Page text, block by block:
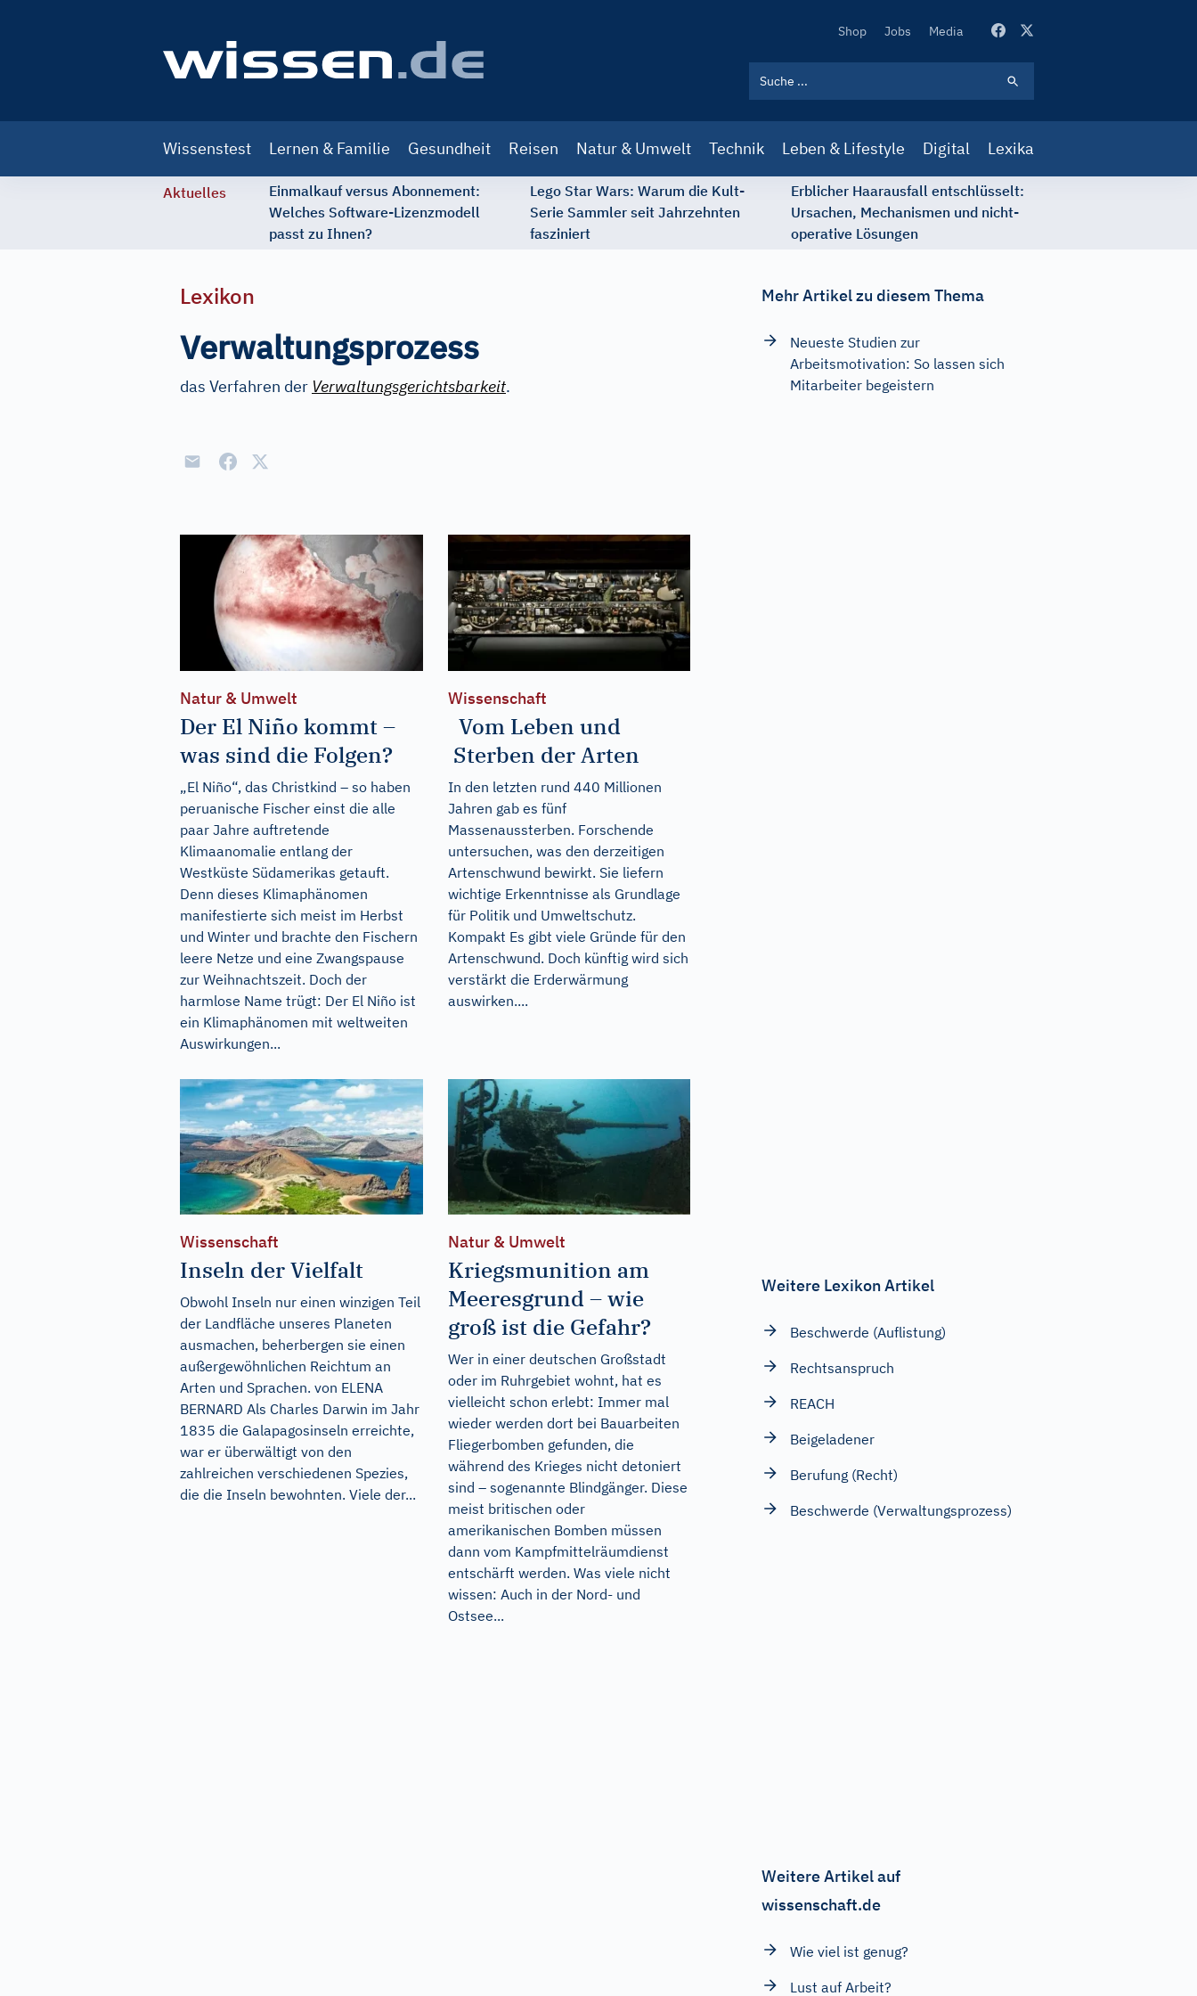
Secondary
Shop Jobs Media
navigation
Wissenstest Lernen & Familie Gesundheit Reisen Natur & Umwelt Technik Leben & Lifestyle Digital Lexika
Aktuelles
Einmalkauf versus Abonnement:
Welches Software-Lizenzmodell
passt zu Ihnen?
Lego Star Wars: Warum die Kult-
Serie Sammler seit Jahrzehnten
fasziniert
Erblicher Haarausfall entschlüsselt:
Ursachen, Mechanismen und nicht-
operative Lösungen
Lexikon
Verwaltungsprozess
das Verfahren der Verwaltungsgerichtsbarkeit.
Natur & Umwelt
Der El Niño kommt –
was sind die Folgen?
„El Niño“, das Christkind – so haben
peruanische Fischer einst die alle
paar Jahre auftretende
Klimaanomalie entlang der
Westküste Südamerikas getauft.
Denn dieses Klimaphänomen
manifestierte sich meist im Herbst
und Winter und brachte den Fischern
leere Netze und eine Zwangspause
zur Weihnachtszeit. Doch der
harmlose Name trügt: Der El Niño ist
ein Klimaphänomen mit weltweiten
Auswirkungen...
Wissenschaft
Vom Leben und
Sterben der Arten
In den letzten rund 440 Millionen
Jahren gab es fünf
Massenaussterben. Forschende
untersuchen, was den derzeitigen
Artenschwund bewirkt. Sie liefern
wichtige Erkenntnisse als Grundlage
für Politik und Umweltschutz.
Kompakt Es gibt viele Gründe für den
Artenschwund. Doch künftig wird sich
verstärkt die Erderwärmung
auswirken....
Wissenschaft
Inseln der Vielfalt
Obwohl Inseln nur einen winzigen Teil
der Landfläche unseres Planeten
ausmachen, beherbergen sie einen
außergewöhnlichen Reichtum an
Arten und Sprachen. von ELENA
BERNARD Als Charles Darwin im Jahr
1835 die Galapagosinseln erreichte,
war er überwältigt von den
zahlreichen verschiedenen Spezies,
die die Inseln bewohnten. Viele der...
Natur & Umwelt
Kriegsmunition am
Meeresgrund – wie
groß ist die Gefahr?
Wer in einer deutschen Großstadt
oder im Ruhrgebiet wohnt, hat es
vielleicht schon erlebt: Immer mal
wieder werden dort bei Bauarbeiten
Fliegerbomben gefunden, die
während des Krieges nicht detoniert
sind – sogenannte Blindgänger. Diese
meist britischen oder
amerikanischen Bomben müssen
dann vom Kampfmittelräumdienst
entschärft werden. Was viele nicht
wissen: Auch in der Nord- und
Ostsee...
Mehr Artikel zu diesem Thema
Neueste Studien zur
Arbeitsmotivation: So lassen sich
Mitarbeiter begeistern
Weitere Lexikon Artikel
Beschwerde (Auflistung)
Rechtsanspruch
REACH
Beigeladener
Berufung (Recht)
Beschwerde (Verwaltungsprozess)
Weitere Artikel auf
wissenschaft.de
Wie viel ist genug?
Lust auf Arbeit?